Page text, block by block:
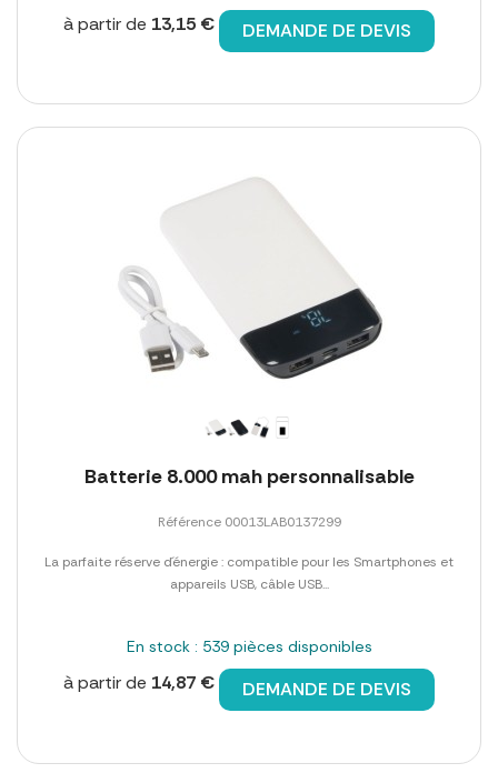
à partir de 13,15 € DEMANDE DE DEVIS
Batterie 8.000 mah personnalisable
Référence 00013LAB0137299
La parfaite réserve d´énergie : compatible pour les Smartphones et
appareils USB, câble USB...
En stock : 539 pièces disponibles
à partir de 14,87 € DEMANDE DE DEVIS